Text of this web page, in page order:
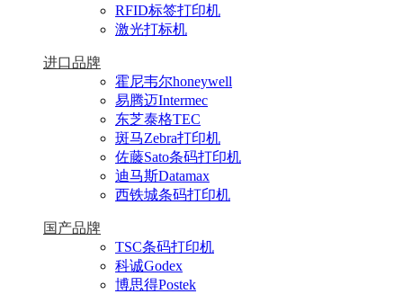
RFID标签打印机
激光打标机
进口品牌
霍尼韦尔honeywell
易腾迈Intermec
东芝泰格TEC
斑马Zebra打印机
佐藤Sato条码打印机
迪马斯Datamax
西铁城条码打印机
国产品牌
TSC条码打印机
科诚Godex
博思得Postek